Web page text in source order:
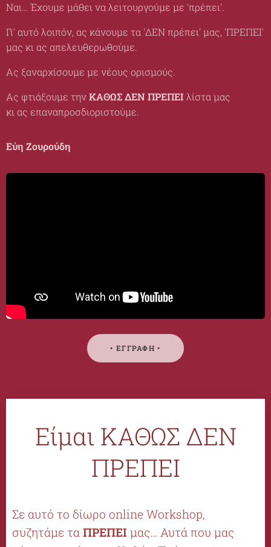
Ναι… Έχουμε μάθει να λειτουργούμε με 'πρέπει'.
Γι' αυτό λοιπόν, ας κάνουμε τα 'ΔΕΝ πρέπει' μας, 'ΠΡΕΠΕΙ'
μας κι ας απελευθερωθούμε.
Ας ξαναρχίσουμε με νέους ορισμούς.
Ας φτιάξουμε τηνΚΑΘΩΣ ΔΕΝ ΠΡΕΠΕΙ λίστα μας
κι ας επαναπροσδιοριστούμε.
Εύη Ζουρούδη
• ΕΓΓΡΑΦΗ •
Είμαι ΚΑΘΩΣ ΔΕΝ
ΠΡΕΠΕΙ
Σε αυτό το δίωρο online Workshop,
συζητάμε τα ΠΡΕΠΕΙ μας… Αυτά που μας